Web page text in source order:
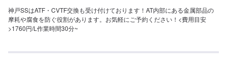
神戸SSはATF・CVTF交換も受け付けております！AT内部にある金属部品の
摩耗や腐食を防ぐ役割があります。お気軽にご予約ください！<費用目安
>1760円/L作業時間30分~